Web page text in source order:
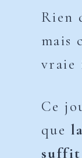
Rien
mais
vraie
Ce
que
suffit